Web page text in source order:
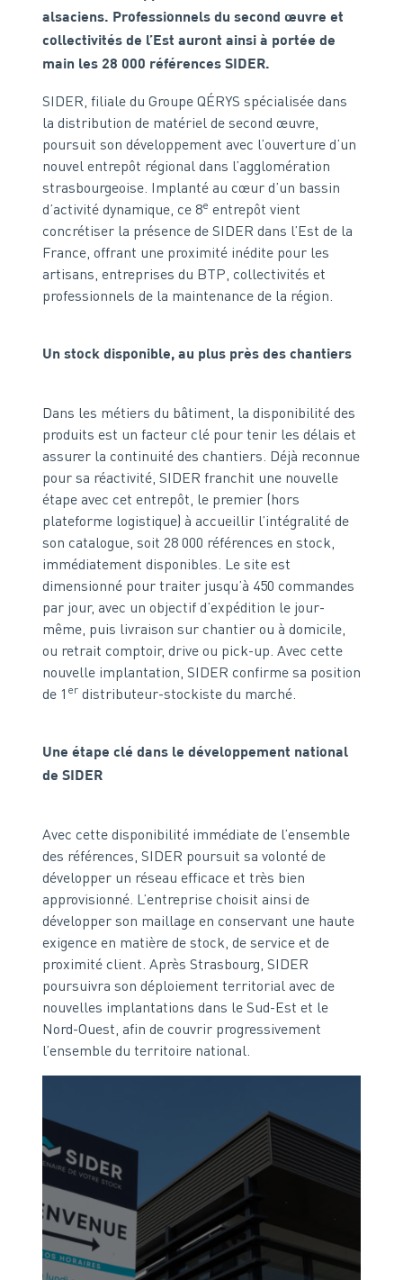
alsaciens. Professionnels du second œuvre et
collectivités de l’Est auront ainsi à portée de
main les 28 000 références SIDER.
SIDER, filiale du Groupe QÉRYS spécialisée dans
la distribution de matériel de second œuvre,
poursuit son développement avec l’ouverture d’un
nouvel entrepôt régional dans l’agglomération
strasbourgeoise. Implanté au cœur d’un bassin
d’activité dynamique, ce 8e entrepôt vient
concrétiser la présence de SIDER dans l’Est de la
France, offrant une proximité inédite pour les
artisans, entreprises du BTP, collectivités et
professionnels de la maintenance de la région.
Un stock disponible, au plus près des chantiers
Dans les métiers du bâtiment, la disponibilité des
produits est un facteur clé pour tenir les délais et
assurer la continuité des chantiers. Déjà reconnue
pour sa réactivité, SIDER franchit une nouvelle
étape avec cet entrepôt, le premier (hors
plateforme logistique) à accueillir l’intégralité de
son catalogue, soit 28 000 références en stock,
immédiatement disponibles. Le site est
dimensionné pour traiter jusqu’à 450 commandes
par jour, avec un objectif d’expédition le jour-
même, puis livraison sur chantier ou à domicile,
ou retrait comptoir, drive ou pick-up. Avec cette
nouvelle implantation, SIDER confirme sa position
de 1 er distributeur-stockiste du marché.
Une étape clé dans le développement national
de SIDER
Avec cette disponibilité immédiate de l’ensemble
des références, SIDER poursuit sa volonté de
développer un réseau efficace et très bien
approvisionné. L’entreprise choisit ainsi de
développer son maillage en conservant une haute
exigence en matière de stock, de service et de
proximité client. Après Strasbourg, SIDER
poursuivra son déploiement territorial avec de
nouvelles implantations dans le Sud-Est et le
Nord-Ouest, afin de couvrir progressivement
l’ensemble du territoire national.